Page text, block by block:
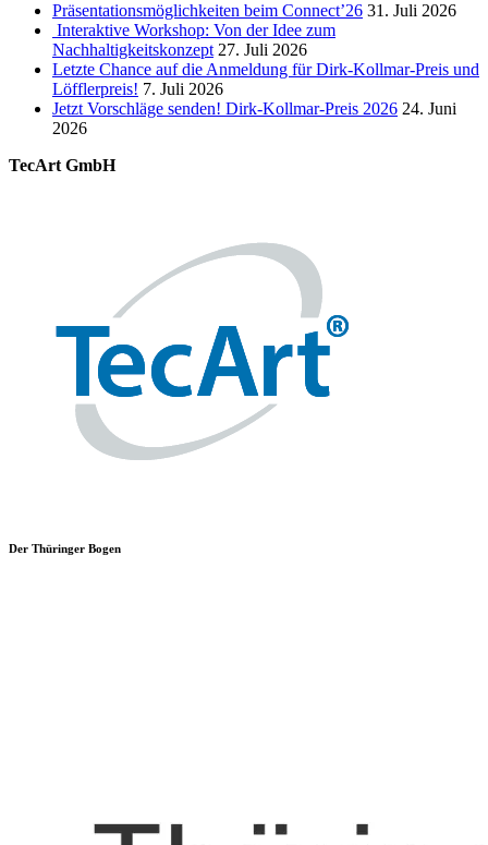
Präsentationsmöglichkeiten beim Connect’26 31. Juli 2026
Interaktive Workshop: Von der Idee zum
Nachhaltigkeitskonzept 27. Juli 2026
Letzte Chance auf die Anmeldung für Dirk-Kollmar-Preis und
Löfflerpreis! 7. Juli 2026
Jetzt Vorschläge senden! Dirk-Kollmar-Preis 2026 24. Juni
2026
TecArt GmbH
Der Thüringer Bogen